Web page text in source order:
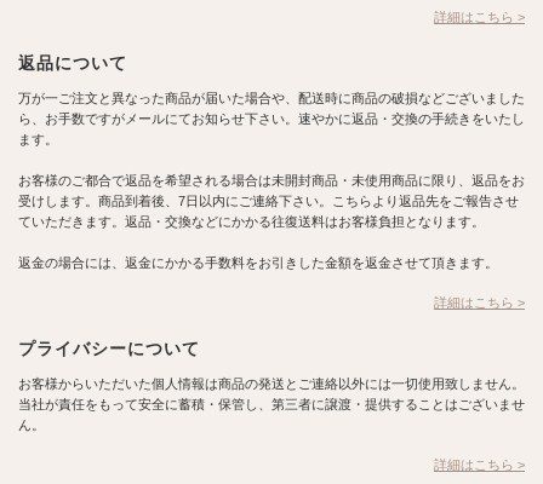
詳細はこちら >
返品について
万が一ご注文と異なった商品が届いた場合や、配送時に商品の破損などございました
ら、お手数ですがメールにてお知らせ下さい。速やかに返品・交換の手続きをいたし
ます。
お客様のご都合で返品を希望される場合は未開封商品・未使用商品に限り、返品をお
受けします。商品到着後、7日以内にご連絡下さい。こちらより返品先をご報告させ
ていただきます。返品・交換などにかかる往復送料はお客様負担となります。
返金の場合には、返金にかかる手数料をお引きした金額を返金させて頂きます。
詳細はこちら >
プライバシーについて
お客様からいただいた個人情報は商品の発送とご連絡以外には一切使用致しません。
当社が責任をもって安全に蓄積・保管し、第三者に譲渡・提供することはございませ
ん。
詳細はこちら >